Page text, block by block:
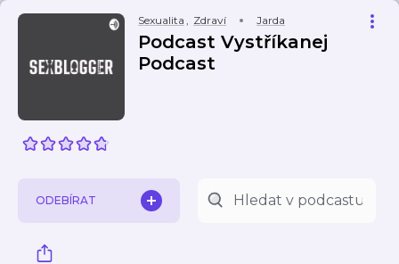
Sexualita , Zdraví Jarda
Podcast Vystříkanej
Podcast
ODEBÍRAT